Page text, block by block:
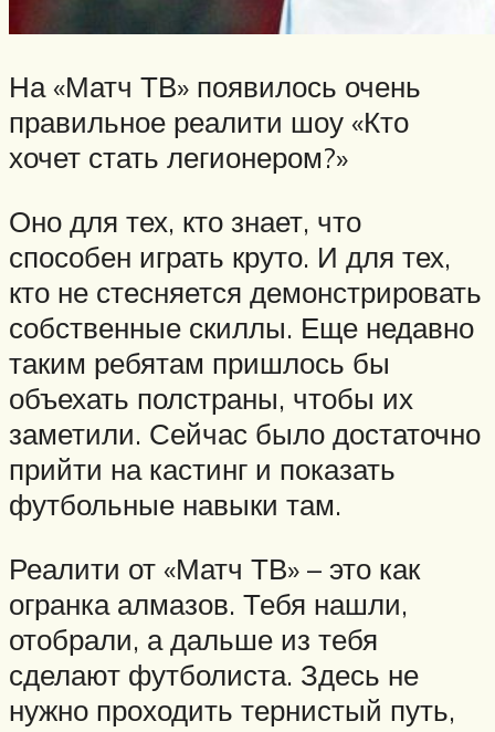
На «Матч ТВ» появилось очень
правильное реалити шоу «Кто
хочет стать легионером?»
Оно для тех, кто знает, что
способен играть круто. И для тех,
кто не стесняется демонстрировать
собственные скиллы. Еще недавно
таким ребятам пришлось бы
объехать полстраны, чтобы их
заметили. Сейчас было достаточно
прийти на кастинг и показать
футбольные навыки там.
Реалити от «Матч ТВ» – это как
огранка алмазов. Тебя нашли,
отобрали, а дальше из тебя
сделают футболиста. Здесь не
нужно проходить тернистый путь,